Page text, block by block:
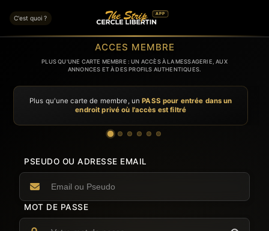
C'est quoi ?
APP
ACCES MEMBRE
PLUS QU'UNE CARTE MEMBRE : UN ACCÈS À LA MESSAGERIE, AUX
ANNONCES ET À DES PROFILS AUTHENTIQUES.
Plus qu'une carte de membre, unPASS pour entrée dans un
endroit privé où l'accès est filtré
PSEUDO OU ADRESSE EMAIL
MOT DE PASSE